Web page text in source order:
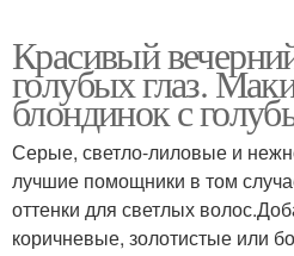
Свадебный макияж
Макияж на осенний бал
Красивый
голубых глаз.
блондинок с
Серые, светло-лиловые и
лучшие помощники в том
оттенки для светлых
коричневые, золотистые или